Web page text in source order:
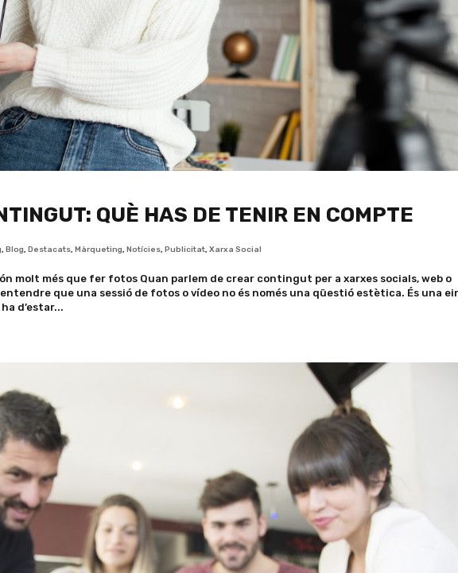
QUÈ HAS DE TENIR EN COMPTE
, Blog, Destacats, Màrqueting, Notícies, Publicitat,Xarxa Social
molt més que fer fotos Quan parlem de crear contingut per a xarxes socials, web o
que una sessió de fotos o vídeo no és només una qüestió estètica. És una
d’estar...